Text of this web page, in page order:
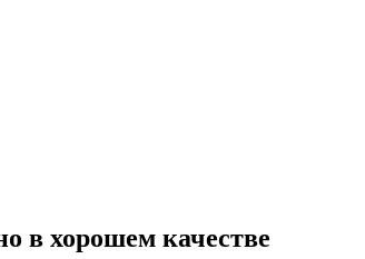
в хорошем качестве